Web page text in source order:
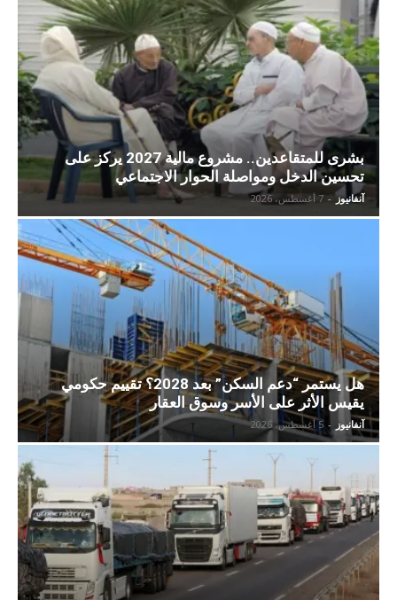
بشرى للمتقاعدين.. مشروع مالية 2027 يركز على
تحسين الدخل ومواصلة الحوار الاجتماعي
آنفانيوز - 7 أغسطس، 2026
هل يستمر “دعم السكن” بعد 2028؟ تقييم حكومي
يقيس الأثر على الأسر وسوق العقار
آنفانيوز - 5 أغسطس، 2026